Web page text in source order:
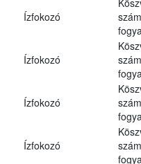
Ízfokozó
Ízfokozó
Ízfokozó
Ízfokozó